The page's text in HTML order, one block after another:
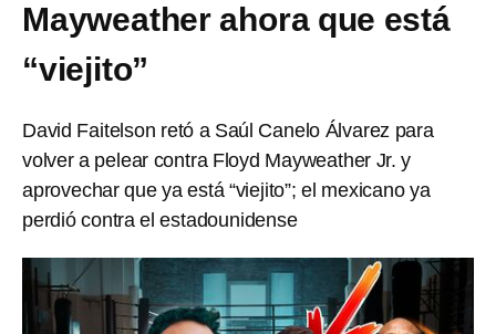
Mayweather ahora que está
“viejito”
David Faitelson retó a Saúl Canelo Álvarez para
volver a pelear contra Floyd Mayweather Jr. y
aprovechar que ya está “viejito”; el mexicano ya
perdió contra el estadounidense